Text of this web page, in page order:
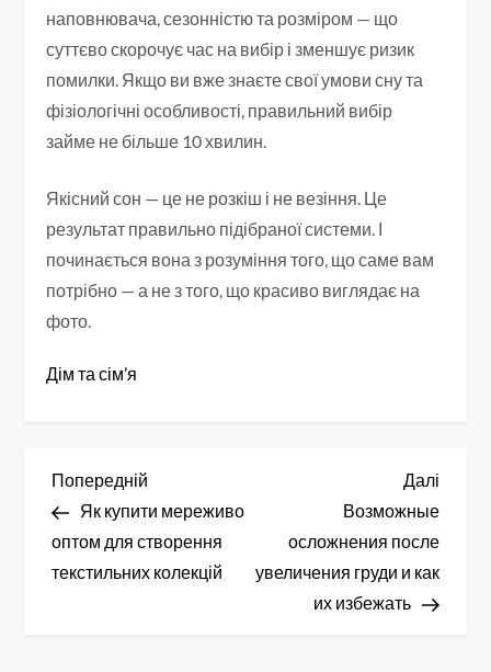
наповнювача, сезонністю та розміром — що
суттєво скорочує час на вибір і зменшує ризик
помилки. Якщо ви вже знаєте свої умови сну та
фізіологічні особливості, правильний вибір
займе не більше 10 хвилин.
Якісний сон — це не розкіш і не везіння. Це
результат правильно підібраної системи. І
починається вона з розуміння того, що саме вам
потрібно — а не з того, що красиво виглядає на
фото.
Дім та сім’я
Н
а
в
Попередній
запис
Попередній
Як купити мереживо
оптом для створення
текстильних колекцій
запис
Далі
Возможные
осложнения после
увеличения груди и как
их избежать